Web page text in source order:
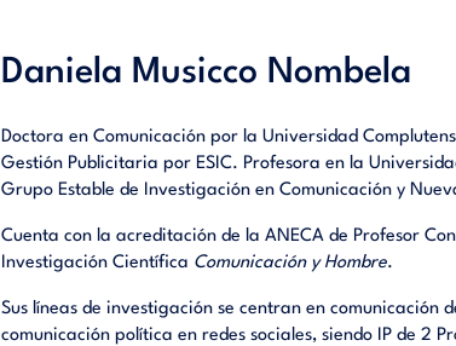
Daniela Musicco Nombela
Doctora en Comunicación por la Universidad
Gestión Publicitaria por ESIC. Profesora en la
Grupo Estable de Investigación en Comunicación y
Cuenta con la acreditación de la ANECA de Profesor
Investigación Científica Comunicación y Hombre.
Sus líneas de investigación se centran en comunicación
comunicación política en redes sociales, siendo IP de 2